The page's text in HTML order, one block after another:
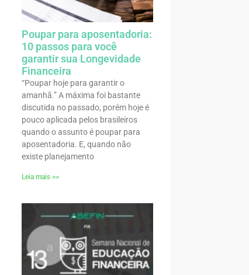
Poupar para aposentadoria:
10 passos para você
garantir sua Longevidade
Financeira
“Poupar hoje para garantir o
amanhã.” A máxima foi bastante
discutida no passado, porém hoje é
pouco aplicada pelos brasileiros
quando o assunto é poupar para
aposentadoria. E, quando não
existe planejamento
Leia mais >>